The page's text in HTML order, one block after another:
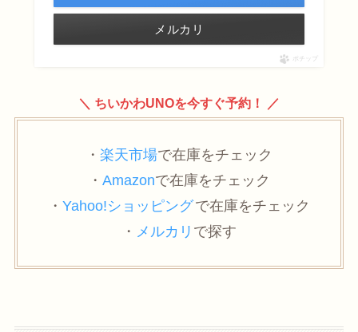
メルカリ
ポチップ
＼ ちいかわUNOを今すぐ予約！ ／
・ 楽天市場で在庫をチェック
・ Amazonで在庫をチェック
・ Yahoo!ショッピングで在庫をチェック
・ メルカリ で探す